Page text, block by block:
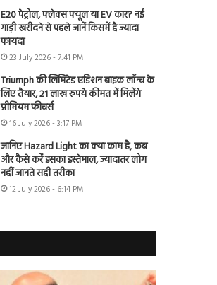
E20 पेट्रोल, फ्लेक्स फ्यूल या EV कार? नई
गाड़ी खरीदने से पहले जानें किसमें है ज्यादा
फायदा
23 July 2026 - 7:41 PM
Triumph की लिमिटेड एडिशन बाइक लॉन्च के
लिए तैयार, 21 लाख रुपये कीमत में मिलेंगे
प्रीमियम फीचर्स
16 July 2026 - 3:17 PM
जानिए Hazard Light का क्या काम है, कब
और कैसे करें इसका इस्तेमाल, ज्यादातर लोग
नहीं जानते सही तरीका
12 July 2026 - 6:14 PM